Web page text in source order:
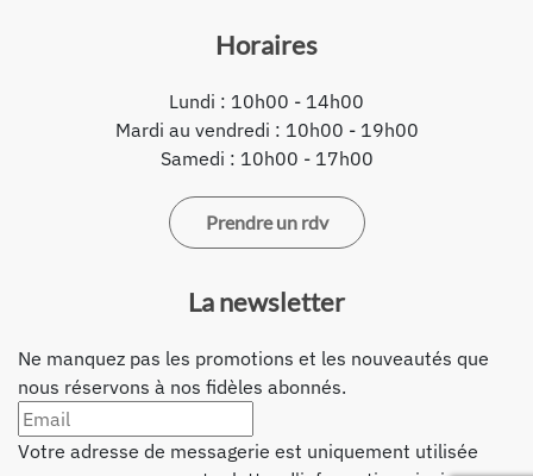
Horaires
Lundi : 10h00 - 14h00
Mardi au vendredi : 10h00 - 19h00
Samedi : 10h00 - 17h00
Prendre un rdv
La newsletter
Ne manquez pas les promotions et les nouveautés que
nous réservons à nos fidèles abonnés.
Votre adresse de messagerie est uniquement utilisée